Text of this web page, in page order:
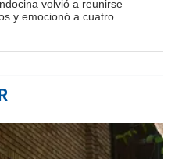
volvió a reunirse
y emocionó a cuatro